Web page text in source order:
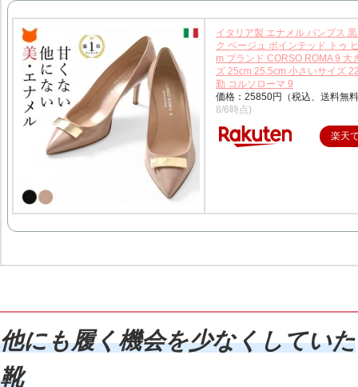
イタリア製 エナメル パンプス
ク ベージュ ポインテッド トゥ
m ブランド CORSO ROMA 9 大
ズ 25cm 25.5cm 小さいサイズ
勤 コルソローマ 9
価格：25850円（税込、送料無
8/6時点)
楽天
他にも履く機会を少なくしていた
靴